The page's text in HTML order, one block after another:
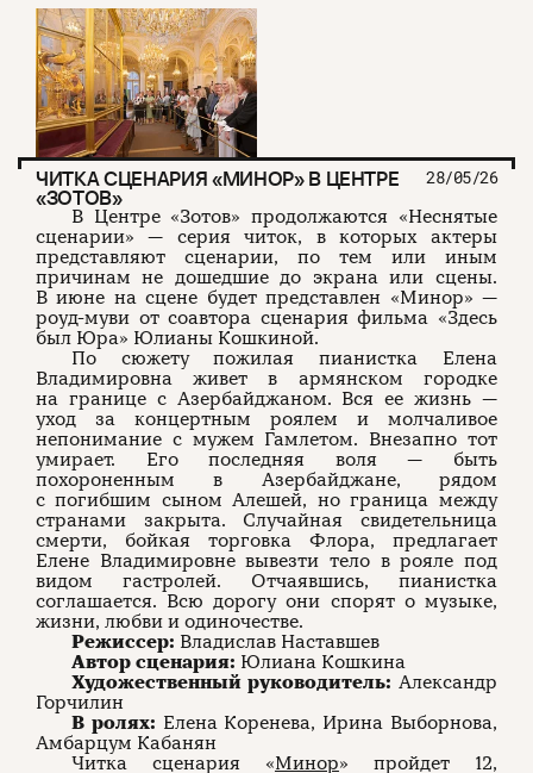
ЧИТКА СЦЕНАРИЯ «МИНОР» В ЦЕНТРЕ
«ЗОТОВ»
28/05/26
В Центре «Зотов» продолжаются «Неснятые
сценарии» — серия читок, в которых актеры
представляют сценарии, по тем или иным
причинам не дошедшие до экрана или сцены.
В июне на сцене будет представлен «Минор» —
роуд-муви от соавтора сценария фильма «Здесь
был Юра» Юлианы Кошкиной.
По сюжету пожилая пианистка Елена
Владимировна живет в армянском городке
на границе с Азербайджаном. Вся ее жизнь —
уход за концертным роялем и молчаливое
непонимание с мужем Гамлетом. Внезапно тот
умирает. Его последняя воля — быть
похороненным в Азербайджане, рядом
с погибшим сыном Алешей, но граница между
странами закрыта. Случайная свидетельница
смерти, бойкая торговка Флора, предлагает
Елене Владимировне вывезти тело в рояле под
видом гастролей. Отчаявшись, пианистка
соглашается. Всю дорогу они спорят о музыке,
жизни, любви и одиночестве.
Режиссер: Владислав Наставшев
Автор сценария: Юлиана Кошкина
Художественный руководитель: Александр
Горчилин
В ролях: Елена Коренева, Ирина Выборнова,
Амбарцум Кабанян
Читка сценария «Минор» пройдет 12,